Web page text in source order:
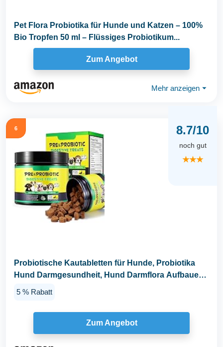
Pet Flora Probiotika für Hunde und Katzen – 100%
Bio Tropfen 50 ml – Flüssiges Probiotikum...
Zum Angebot
Mehr anzeigen ⏷
6 8.7/10
noch gut
★★★
Probiotische Kautabletten für Hunde, Probiotika
Hund Darmgesundheit, Hund Darmflora Aufbauen,
5 % Rabatt
Zum Angebot